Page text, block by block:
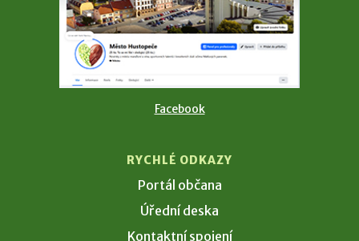
Facebook
RYCHLÉ ODKAZY
Portál občana
Úřední deska
Kontaktní spojení